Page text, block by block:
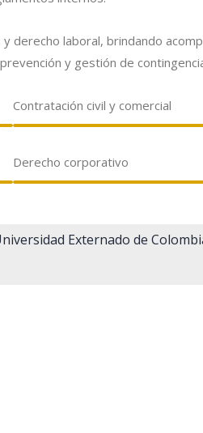
derecho laboral, brindando
y gestión de
Contratación civil y comercial
Derecho corporativo
Externado de